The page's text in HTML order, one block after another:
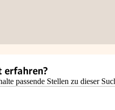
erfahren?
passende Stellen zu dieser